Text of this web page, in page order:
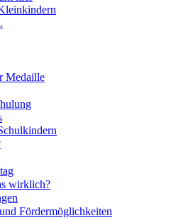
Medaille
wirklich?
Fördermöglichkeiten